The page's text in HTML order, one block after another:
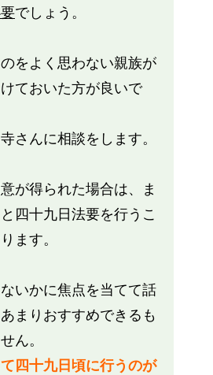
でしょう。
をよく思わない親族が
ておいた方が良いで
さんに相談をします。
が得られた場合は、ま
四十九日法要を行うこ
ます。
いかに焦点を当てて話
まりおすすめできるも
ん。
四十九日頃に行うのが